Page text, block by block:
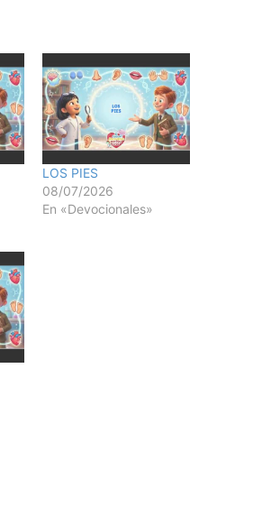
LOS PIES
08/07/2026
En «Devocionales»